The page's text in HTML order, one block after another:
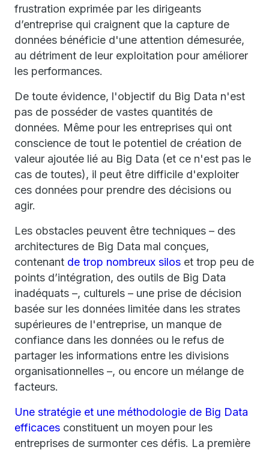
frustration exprimée par les dirigeants
d’entreprise qui craignent que la capture de
données bénéficie d'une attention démesurée,
au détriment de leur exploitation pour améliorer
les performances.
De toute évidence, l'objectif du Big Data n'est
pas de posséder de vastes quantités de
données. Même pour les entreprises qui ont
conscience de tout le potentiel de création de
valeur ajoutée lié au Big Data (et ce n'est pas le
cas de toutes), il peut être difficile d'exploiter
ces données pour prendre des décisions ou
agir.
Les obstacles peuvent être techniques – des
architectures de Big Data mal conçues,
contenant de trop nombreux silos et trop peu de
points d’intégration, des outils de Big Data
inadéquats –, culturels – une prise de décision
basée sur les données limitée dans les strates
supérieures de l'entreprise, un manque de
confiance dans les données ou le refus de
partager les informations entre les divisions
organisationnelles –, ou encore un mélange de
facteurs.
Une stratégie et une méthodologie de Big Data
efficaces constituent un moyen pour les
entreprises de surmonter ces défis. La première